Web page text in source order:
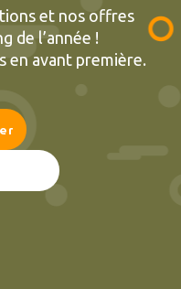
et nos offres
de l’année !
en avant première.